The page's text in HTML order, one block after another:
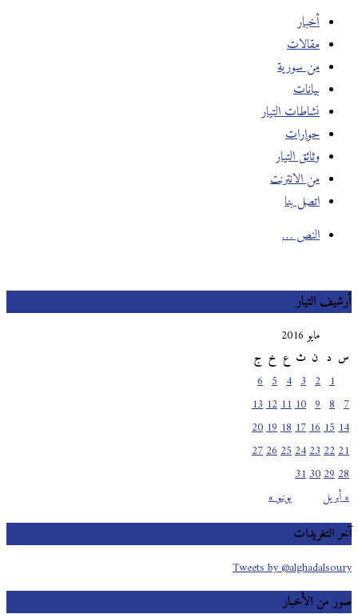
أخبار
مقالات
من سورية
بيانات
نشاطات التيار
حوارات
وثائق التيار
من الانترنت
اتصل بنا
النص …
أرشيف التيار
مايو 2016
س
ث خ ج
« أبريل يونيو »
10
11
12
13
14
15
16
17
18
19
20
21
22
23
24
25
26
27
28
29
30
31
آخر التغريدات
Tweets by @alghadalsoury
صور من الأخبار